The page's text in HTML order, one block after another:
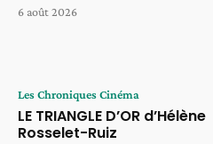
6 août 2026
Les Chroniques Cinéma
LE TRIANGLE D’OR d’Hélène
Rosselet-Ruiz